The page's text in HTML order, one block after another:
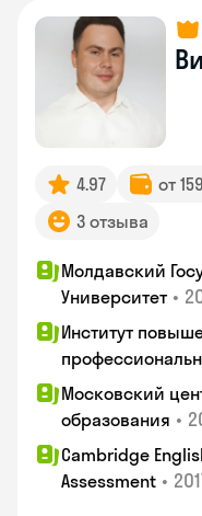
4.97 от
3 отзыва
Молдавский
Университет •
Институт
Московский
образования •
Cambridge
Assessment •